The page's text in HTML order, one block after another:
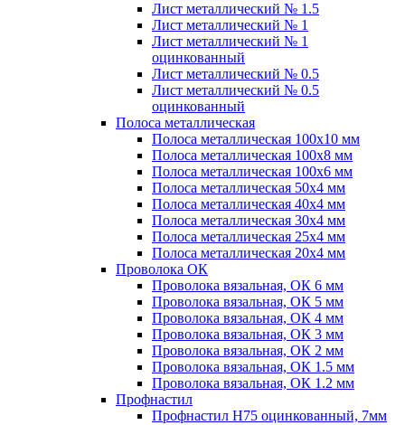
Лист металлический № 1.5
Лист металлический № 1
Лист металлический № 1
оцинкованный
Лист металлический № 0.5
Лист металлический № 0.5
оцинкованный
Полоса металлическая
Полоса металлическая 100х10 мм
Полоса металлическая 100х8 мм
Полоса металлическая 100х6 мм
Полоса металлическая 50х4 мм
Полоса металлическая 40х4 мм
Полоса металлическая 30х4 мм
Полоса металлическая 25х4 мм
Полоса металлическая 20х4 мм
Проволока ОК
Проволока вязальная, ОК 6 мм
Проволока вязальная, ОК 5 мм
Проволока вязальная, ОК 4 мм
Проволока вязальная, ОК 3 мм
Проволока вязальная, ОК 2 мм
Проволока вязальная, ОК 1.5 мм
Проволока вязальная, ОК 1.2 мм
Профнастил
Профнастил H75 оцинкованный, 7мм